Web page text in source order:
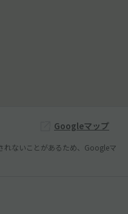
Googleマップ
ないことがあるため、Googleマ